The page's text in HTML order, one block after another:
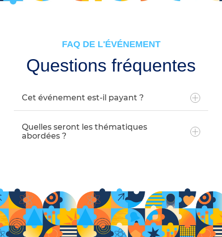
FAQ DE L'ÉVÉNEMENT
Questions fréquentes
Cet événement est-il payant ?
Quelles seront les thématiques
abordées ?
Gestion des carrières
Communication interne
Leadership & management
Qualité de vie au travail